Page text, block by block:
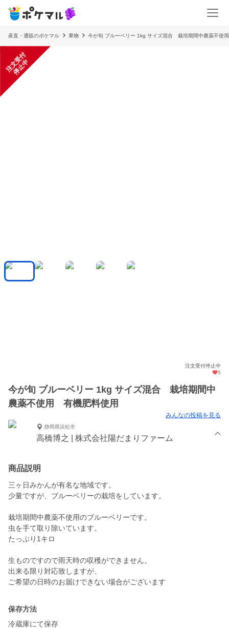
産直・通販のポケマル 果物 今が旬 ブルーベリー 1kg サイズ混合 栽培期間中農薬不使
注
文
受
付
停
止
中
注文受付停止中
5
今が旬 ブルーベリー 1kg サイズ混合 栽培期間中
農薬不使用 有機肥料使用
みんなの投稿を見る
静岡県浜松市
高橋博之 | 株式会社陽だまりファーム
商品説明
三ヶ日みかんが有名な地域です。
少量ですが、ブルーベリーの栽培をしています。
栽培期間中農薬不使用のブルーベリーです。
虫を手て取り除いています。
たっぷり1キロ
生ものですので雨天時の収穫ができません。
出来る限り対応致しますが、
ご希望の日時のお届けできない場合がございます
保存方法
冷蔵庫にて保存